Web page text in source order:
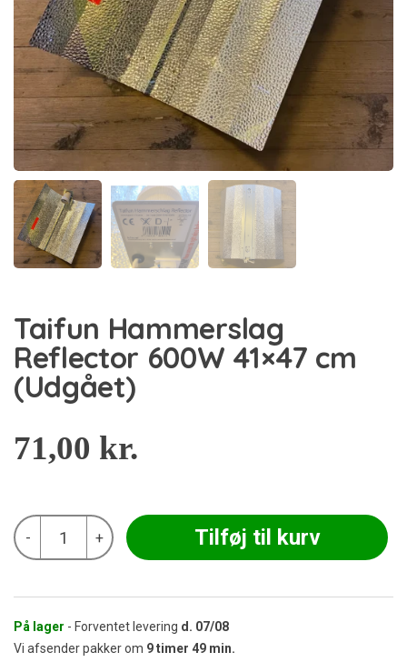
Taifun Hammerslag
Reflector 600W 41×47 cm
(Udgået)
71,00 kr.
-
Taifun
Hammerslag
Reflector
(Udgået)
antal
+ Tilføj til kurv
På lager - Forventet levering d. 07/08
Vi afsender pakker om 9timer 49 min.